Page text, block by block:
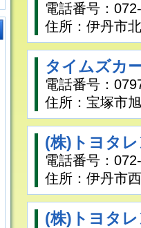
電話番号：
住所：伊丹市
タイムズカ
電話番号：
住所：宝塚市
(株)トヨタ
電話番号：
住所：伊丹市
(株)トヨタ